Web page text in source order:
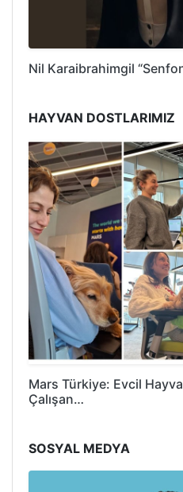
Nil Karaibrahimgil
HAYVAN DOSTLARIMIZ
Mars Türkiye: Evcil
Çalışan…
SOSYAL MEDYA